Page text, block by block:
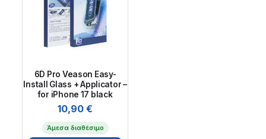
6D Pro Veason Easy-
Install Glass + Applicator –
for iPhone 17 black
10,90€
Άμεσα διαθέσιμο